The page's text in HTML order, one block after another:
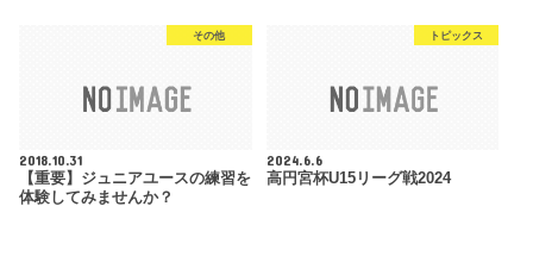
その他
2018.10.31
【重要】ジュニアユースの練習を
体験してみませんか？
トピックス
2024.6.6
高円宮杯U15リーグ戦2024